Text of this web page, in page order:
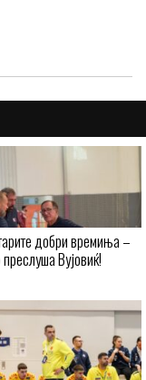
добри времиња –
Вујовиќ!